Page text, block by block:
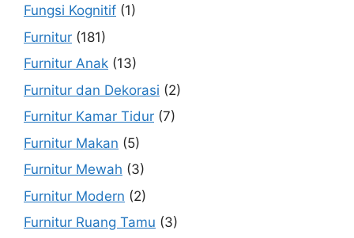
Fungsi Kognitif (1)
Furnitur (181)
Furnitur Anak (13)
Furnitur dan Dekorasi (2)
Furnitur Kamar Tidur (7)
Furnitur Makan (5)
Furnitur Mewah (3)
Furnitur Modern (2)
Furnitur Ruang Tamu (3)